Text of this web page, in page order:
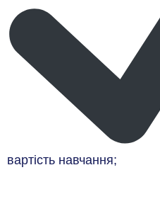
вартість навчання;